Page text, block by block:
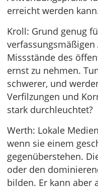
erreicht werden
Kroll: Grund genug
Missstände des
ernst zu nehmen.
schwerer, und
Verfilzungen und
stark durchleuchtet?
Werth: Lokale
wenn sie einem
gegenüberstehen.
oder den
bilden. Er kann aber